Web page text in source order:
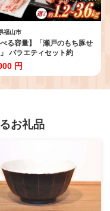
福山市
べる容量】「瀬戸のもち豚せ
バラエティセット約
( 肩ロース バラ 小間切れ
各300g ) 冷凍 肉 広島県福
こま切れ ロース しゃぶしゃ
バラ しゃぶしゃぶ セット
べ 贈答 ギフト プレゼント
円
お礼品